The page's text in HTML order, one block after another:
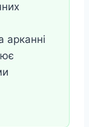
арканні